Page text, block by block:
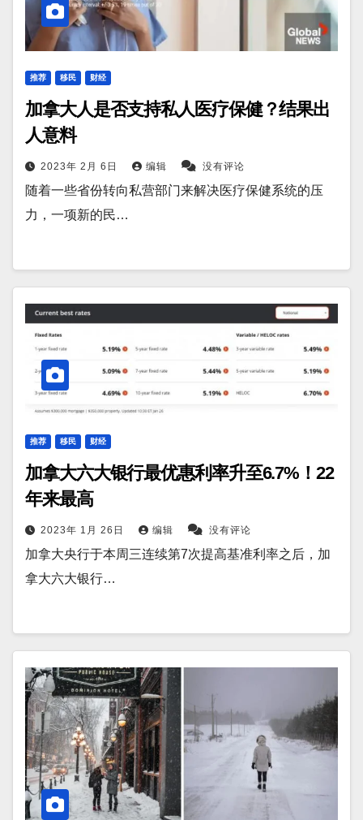
推荐 移民 财经
加拿大人是否支持私人医疗保健？结果出
人意料
2023年 2月 6日 编辑 没有评论
随着一些省份转向私营部门来解决医疗保健系统的压
力，一项新的民…
推荐 移民 财经
加拿大六大银行最优惠利率升至6.7%！22
年来最高
2023年 1月 26日 编辑 没有评论
加拿大央行于本周三连续第7次提高基准利率之后，加
拿大六大银行…